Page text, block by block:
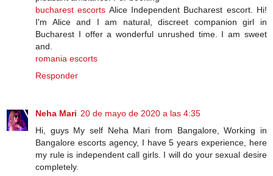
bucharest escorts Alice Independent Bucharest escort. Hi!
I'm Alice and I am natural, discreet companion girl in
Bucharest I offer a wonderful unrushed time. I am sweet
and.
romania escorts
Responder
Neha Mari 20 de mayo de 2020 a las 4:35
Hi, guys My self Neha Mari from Bangalore, Working in
Bangalore escorts agency, I have 5 years experience, here
my rule is independent call girls. I will do your sexual desire
completely.